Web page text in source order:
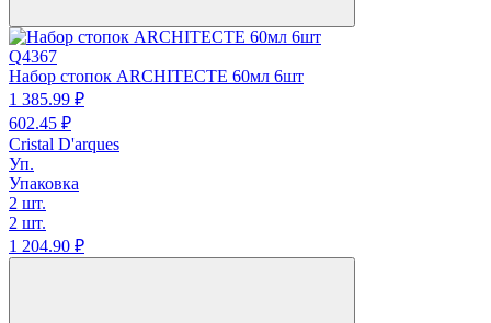
Q4367
Набор стопок ARCHITECTE 60мл 6шт
1 385.99 ₽
602.45 ₽
Cristal D'arques
Уп.
Упаковка
2 шт.
2 шт.
1 204.90 ₽